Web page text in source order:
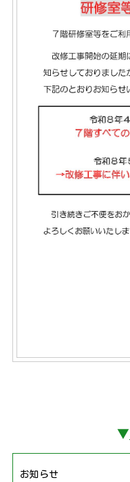
▼
お知らせ